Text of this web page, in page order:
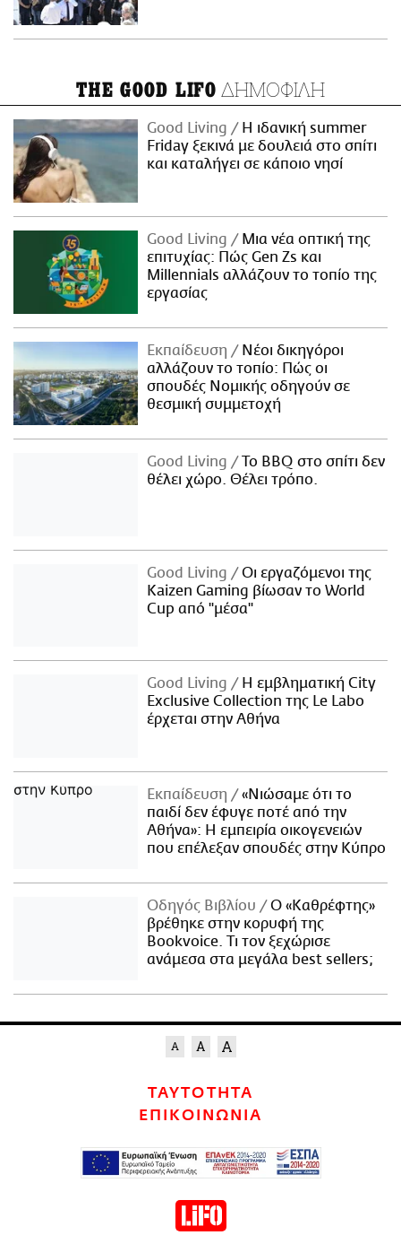
THE GOOD LIFO ΔΗΜΟΦΙΛΗ
Good Living
Η ιδανική summer
Friday ξεκινά με δουλειά στο σπίτι
και καταλήγει σε κάποιο νησί
Good Living
Μια νέα οπτική της
επιτυχίας: Πώς Gen Zs και
Millennials αλλάζουν το τοπίο της
εργασίας
Εκπαίδευση
Νέοι δικηγόροι
αλλάζουν το τοπίο: Πώς οι
σπουδές Νομικής οδηγούν σε
θεσμική συμμετοχή
Good Living
Το BBQ στο σπίτι δεν
θέλει χώρο. Θέλει τρόπο.
Good Living
Οι εργαζόμενοι της
Kaizen Gaming βίωσαν το World
Cup από "μέσα"
Good Living
Η εμβληματική City
Exclusive Collection της Le Labo
έρχεται στην Αθήνα
Εκπαίδευση
«Νιώσαμε ότι το
παιδί δεν έφυγε ποτέ από την
Αθήνα»: Η εμπειρία οικογενειών
που επέλεξαν σπουδές στην Κύπρο
Οδηγός Βιβλίου
Ο «Καθρέφτης»
βρέθηκε στην κορυφή της
Bookvoice. Τι τον ξεχώρισε
ανάμεσα στα μεγάλα best sellers;
ΤΑΥΤΟΤΗΤΑ
ΕΠΙΚΟΙΝΩΝΙΑ